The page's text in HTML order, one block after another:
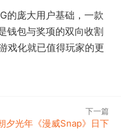
的庞大用户基础，一款
钱包与奖项的双向收割
戏化就已值得玩家的更
下一篇
夕光年《漫威Snap》日下